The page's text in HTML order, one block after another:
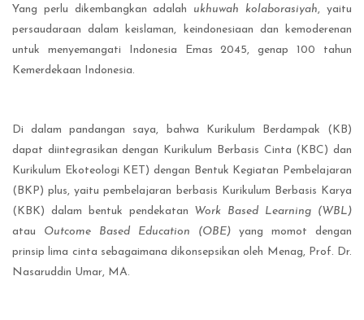
Yang perlu dikembangkan adalah ukhuwah kolaborasiyah, yaitu
persaudaraan dalam keislaman, keindonesiaan dan kemoderenan
untuk menyemangati Indonesia Emas 2045, genap 100 tahun
Kemerdekaan Indonesia.
Di dalam pandangan saya, bahwa Kurikulum Berdampak (KB)
dapat diintegrasikan dengan Kurikulum Berbasis Cinta (KBC) dan
Kurikulum Ekoteologi KET) dengan Bentuk Kegiatan Pembelajaran
(BKP) plus, yaitu pembelajaran berbasis Kurikulum Berbasis Karya
(KBK) dalam bentuk pendekatan Work Based Learning (WBL)
atau Outcome Based Education (OBE) yang momot dengan
prinsip lima cinta sebagaimana dikonsepsikan oleh Menag, Prof. Dr.
Nasaruddin Umar, MA.